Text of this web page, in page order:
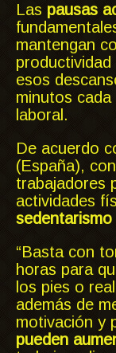
Las pausas
mantengan
esos
minutos
laboral.
De acuerdo
(España),
trabajadores
actividades
“Basta con
horas para
los pies o
además de
motivación y
pueden